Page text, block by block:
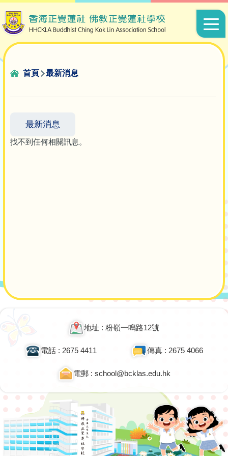
移至主內容
Main
導首頁 最新消息
最新消息
找不到任何相關訊息。
地址 : 粉嶺一鳴路12號
電話 : 2675 4411 傳真 : 2675 4066
電郵 : school@bcklas.edu.hk